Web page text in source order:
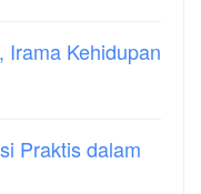
Irama Kehidupan
Praktis dalam